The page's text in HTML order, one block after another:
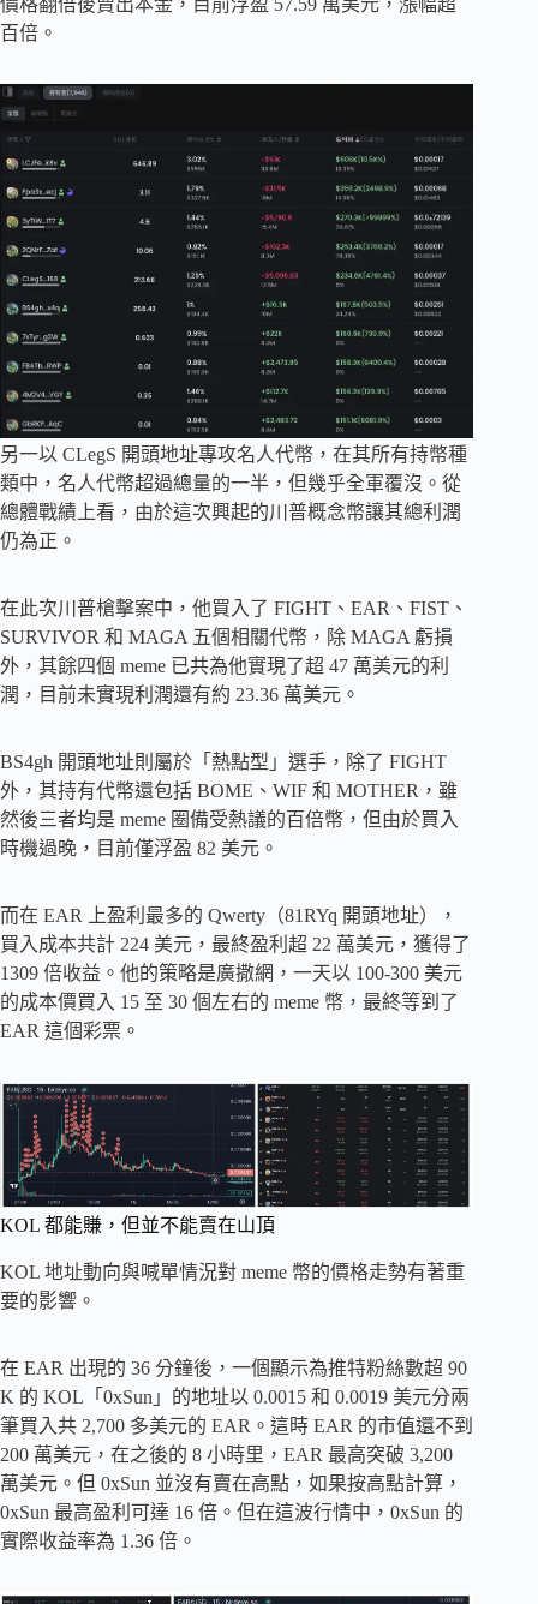
價格翻倍後賣出本金，目前浮盈 57.59 萬美元，漲幅超
百倍。
另一以 CLegS 開頭地址專攻名人代幣，在其所有持幣種
類中，名人代幣超過總量的一半，但幾乎全軍覆沒。從
總體戰績上看，由於這次興起的川普概念幣讓其總利潤
仍為正。
在此次川普槍擊案中，他買入了 FIGHT、EAR、FIST、
SURVIVOR 和 MAGA 五個相關代幣，除 MAGA 虧損
外，其餘四個 meme 已共為他實現了超 47 萬美元的利
潤，目前未實現利潤還有約 23.36 萬美元。
BS4gh 開頭地址則屬於「熱點型」選手，除了 FIGHT
外，其持有代幣還包括 BOME、WIF 和 MOTHER，雖
然後三者均是 meme 圈備受熱議的百倍幣，但由於買入
時機過晚，目前僅浮盈 82 美元。
而在 EAR 上盈利最多的 Qwerty（81RYq 開頭地址），
買入成本共計 224 美元，最終盈利超 22 萬美元，獲得了
1309 倍收益。他的策略是廣撒網，一天以 100-300 美元
的成本價買入 15 至 30 個左右的 meme 幣，最終等到了
EAR 這個彩票。
KOL 都能賺，但並不能賣在山頂
KOL 地址動向與喊單情況對 meme 幣的價格走勢有著重
要的影響。
在 EAR 出現的 36 分鐘後，一個顯示為推特粉絲數超 90
K 的 KOL「0xSun」的地址以 0.0015 和 0.0019 美元分兩
筆買入共 2,700 多美元的 EAR。這時 EAR 的市值還不到
200 萬美元，在之後的 8 小時里，EAR 最高突破 3,200
萬美元。但 0xSun 並沒有賣在高點，如果按高點計算，
0xSun 最高盈利可達 16 倍。但在這波行情中，0xSun 的
實際收益率為 1.36 倍。